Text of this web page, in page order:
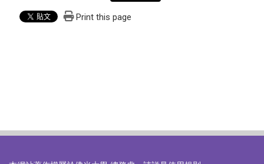
Print this page